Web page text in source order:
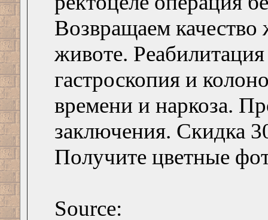
Возвращаем качество
животе.
гастроскопия и
времени и наркоза.
заключения. Скидка
Получите цветные
Source: